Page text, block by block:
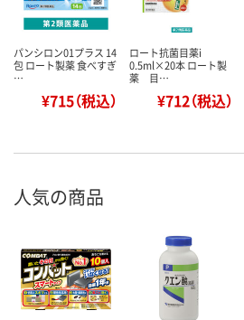
パンシロン01プラス 14
包 ロート製薬 食べすぎ
…
¥715（税込）
ロート抗菌目薬i
0.5ml×20本 ロート製
薬 目…
¥712（税込）
人気の商品